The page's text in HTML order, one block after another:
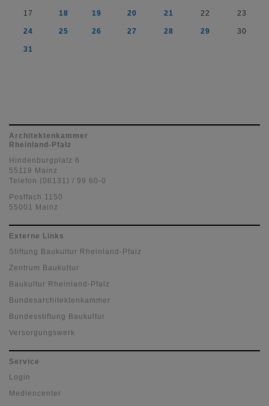
17 18 19 20 21 22 23
24 25 26 27 28 29 30
31
Architektenkammer
Rheinland-Pfalz
Hindenburgplatz 6
55118 Mainz
Telefon (06131) / 99 60-0
Postfach 1150
55001 Mainz
Externe Links
Stiftung Baukultur Rheinland-Pfalz
Zentrum Baukultur
Baukultur Rheinland-Pfalz
Bundesarchitektenkammer
Bundesstiftung Baukultur
Versorgungswerk
Service
Login
Mediencenter